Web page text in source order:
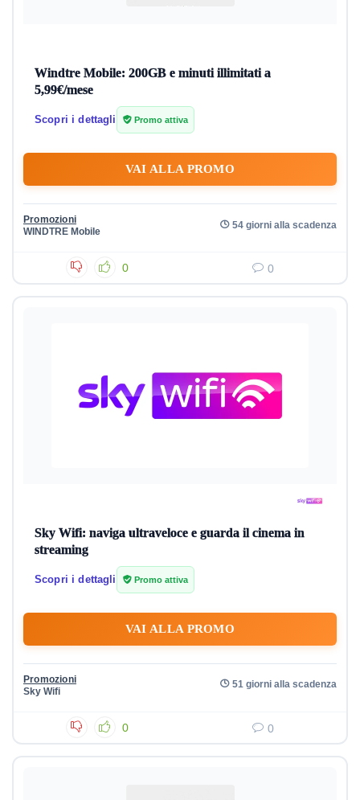
Windtre Mobile: 200GB e minuti illimitati a
5,99€/mese
Scopri i dettagli Promo attiva
VAI ALLA PROMO
Promozioni
WINDTRE Mobile
54 giorni alla scadenza
0 0
Sky Wifi: naviga ultraveloce e guarda il cinema in
streaming
Scopri i dettagli Promo attiva
VAI ALLA PROMO
Promozioni
Sky Wifi
51 giorni alla scadenza
0 0